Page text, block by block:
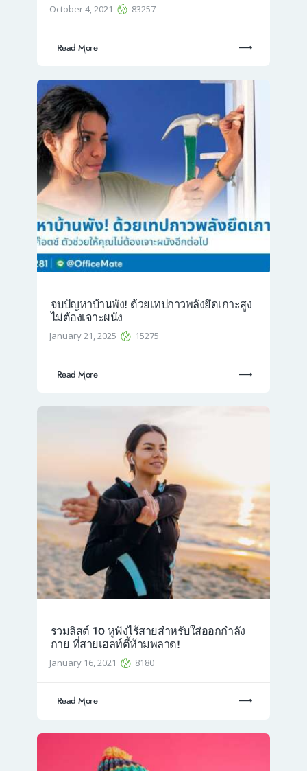
October 4, 2021 83257
Read More
จบปัญหาบ้านพัง! ด้วยเทปกาวพลังยึดเกาะสูง
ไม่ต้องเจาะผนัง
January 21, 2025 15275
Read More
รวมลิสต์ 10 หูฟังไร้สายสำหรับใส่ออกกำลัง
กาย ที่สายเฮลท์ตี้ห้ามพลาด!
January 16, 2021 8180
Read More